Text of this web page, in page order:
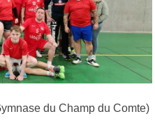
du Champ du Comte)